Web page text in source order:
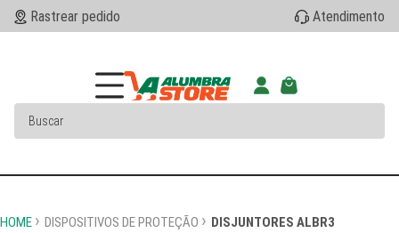
Rastrear pedido Atendimento
HOME DISPOSITIVOS DE PROTEÇÃO DISJUNTORES ALBR3